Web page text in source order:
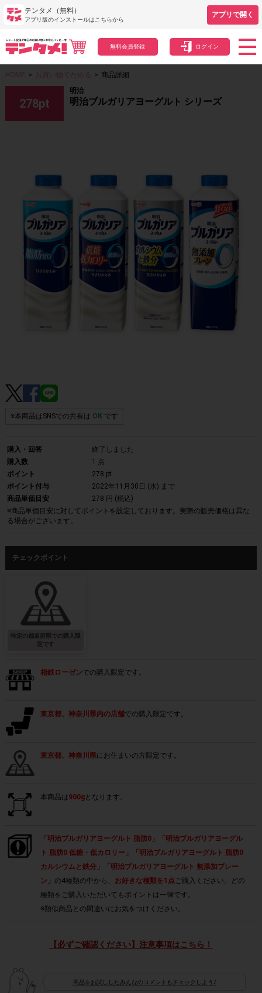
テンタメ（無料）
アプリ版のインストールはこちらから
アプリで開く
無料会員登録 ログイン
HOME > お買い物でためる > 商品詳細
278pt
明治
明治ブルガリアヨーグルト シリーズ
※本商品はSNSでの共有は OKです
購入・回答
終了しました
購入数
1
点
ポイント
278 pt
ポイント付与
2022年11月30日 (水) まで
商品単価目安
278 円 (税込)
※商品単価目安に対してポイントを設定しております。実際の販売価格は異な
る場合がございます。
チェックポイント
特定の都道府県での購入限
定です
相鉄ローゼンでの購入限定です。
東京都、神奈川県内の店舗での購入限定です。
東京都、神奈川県にお住まいの方限定です。
本商品は 900gとなります。
「明治ブルガリアヨーグルト 脂肪0」「明治ブルガリアヨーグル
ト 脂肪0 低糖・低カロリー」「明治ブルガリアヨーグルト 脂肪0
カルシウムと鉄分」「明治ブルガリアヨーグルト 無添加プレー
ン」 の4種類の中から、 お好きな種類を1点 ご購入ください。どの
種類をご購入いただいてもポイントは一律です。
※類似商品との間違いにお気をつけください。
【必ずご確認ください】注意事項はこちら！
商品をお試ししたみんなのコメントもチェックしよう♪